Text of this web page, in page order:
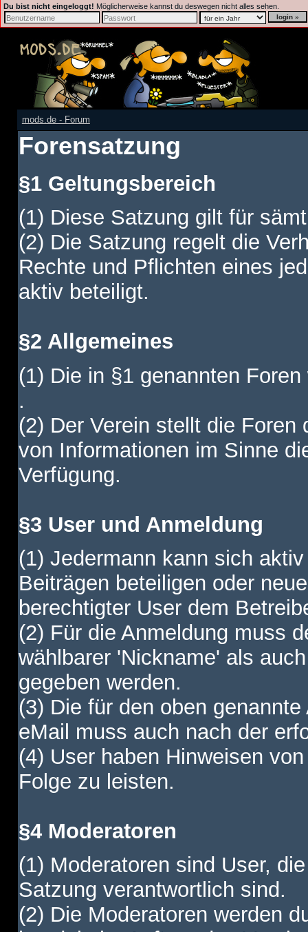
Du bist nicht eingeloggt! Möglicherweise kannst du deswegen nicht alles sehen.
mods.de - Forum
Forensatzung
§1 Geltungsbereich
(1) Diese Satzung gilt für
(2) Die Satzung regelt die
Rechte und Pflichten eines
aktiv beteiligt.
§2 Allgemeines
(1) Die in §1 genannten
.
(2) Der Verein stellt die
von Informationen im Sinne
Verfügung.
§3 User und Anmeldung
(1) Jedermann kann sich
Beiträgen beteiligen oder
berechtigter User dem
(2) Für die Anmeldung muss
wählbarer 'Nickname' als
gegeben werden.
(3) Die für den oben
eMail muss auch nach der
(4) User haben Hinweisen
Folge zu leisten.
§4 Moderatoren
(1) Moderatoren sind User,
Satzung verantwortlich sind.
(2) Die Moderatoren werden